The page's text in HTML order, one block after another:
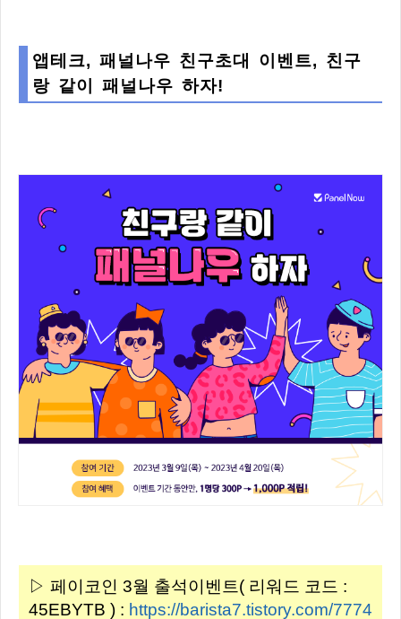
앱테크, 패널나우 친구초대 이벤트, 친구
랑 같이 패널나우 하자!
▷ 페이코인 3월 출석이벤트( 리워드 코드 :
45EBYTB ) : https://barista7.tistory.com/7774